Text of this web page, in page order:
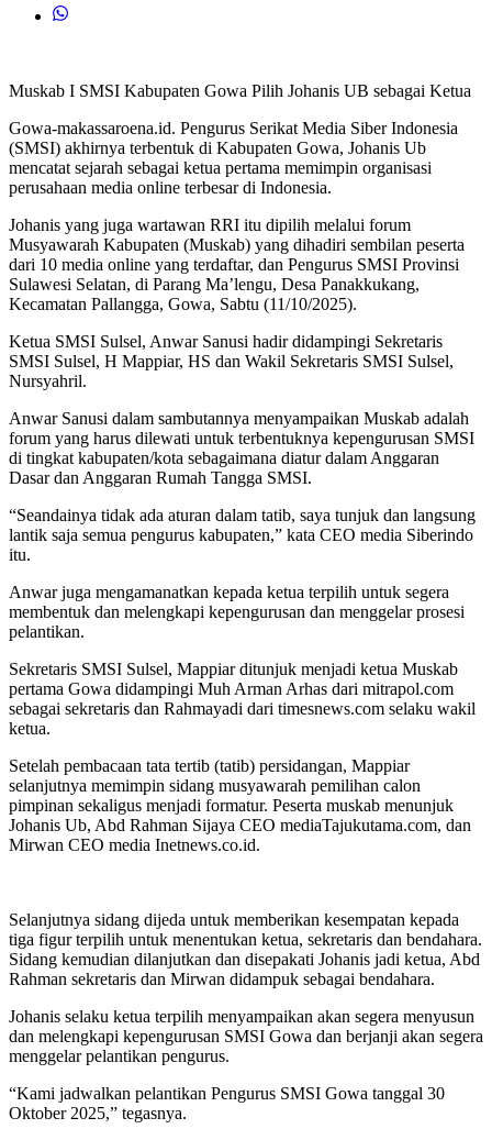
Muskab I SMSI Kabupaten Gowa Pilih Johanis UB sebagai Ketua
Gowa-makassaroena.id. Pengurus Serikat Media Siber Indonesia
(SMSI) akhirnya terbentuk di Kabupaten Gowa, Johanis Ub
mencatat sejarah sebagai ketua pertama memimpin organisasi
perusahaan media online terbesar di Indonesia.
Johanis yang juga wartawan RRI itu dipilih melalui forum
Musyawarah Kabupaten (Muskab) yang dihadiri sembilan peserta
dari 10 media online yang terdaftar, dan Pengurus SMSI Provinsi
Sulawesi Selatan, di Parang Ma’lengu, Desa Panakkukang,
Kecamatan Pallangga, Gowa, Sabtu (11/10/2025).
Ketua SMSI Sulsel, Anwar Sanusi hadir didampingi Sekretaris
SMSI Sulsel, H Mappiar, HS dan Wakil Sekretaris SMSI Sulsel,
Nursyahril.
Anwar Sanusi dalam sambutannya menyampaikan Muskab adalah
forum yang harus dilewati untuk terbentuknya kepengurusan SMSI
di tingkat kabupaten/kota sebagaimana diatur dalam Anggaran
Dasar dan Anggaran Rumah Tangga SMSI.
“Seandainya tidak ada aturan dalam tatib, saya tunjuk dan langsung
lantik saja semua pengurus kabupaten,” kata CEO media Siberindo
itu.
Anwar juga mengamanatkan kepada ketua terpilih untuk segera
membentuk dan melengkapi kepengurusan dan menggelar prosesi
pelantikan.
Sekretaris SMSI Sulsel, Mappiar ditunjuk menjadi ketua Muskab
pertama Gowa didampingi Muh Arman Arhas dari mitrapol.com
sebagai sekretaris dan Rahmayadi dari timesnews.com selaku wakil
ketua.
Setelah pembacaan tata tertib (tatib) persidangan, Mappiar
selanjutnya memimpin sidang musyawarah pemilihan calon
pimpinan sekaligus menjadi formatur. Peserta muskab menunjuk
Johanis Ub, Abd Rahman Sijaya CEO mediaTajukutama.com, dan
Mirwan CEO media Inetnews.co.id.
Selanjutnya sidang dijeda untuk memberikan kesempatan kepada
tiga figur terpilih untuk menentukan ketua, sekretaris dan bendahara.
Sidang kemudian dilanjutkan dan disepakati Johanis jadi ketua, Abd
Rahman sekretaris dan Mirwan didampuk sebagai bendahara.
Johanis selaku ketua terpilih menyampaikan akan segera menyusun
dan melengkapi kepengurusan SMSI Gowa dan berjanji akan segera
menggelar pelantikan pengurus.
“Kami jadwalkan pelantikan Pengurus SMSI Gowa tanggal 30
Oktober 2025,” tegasnya.